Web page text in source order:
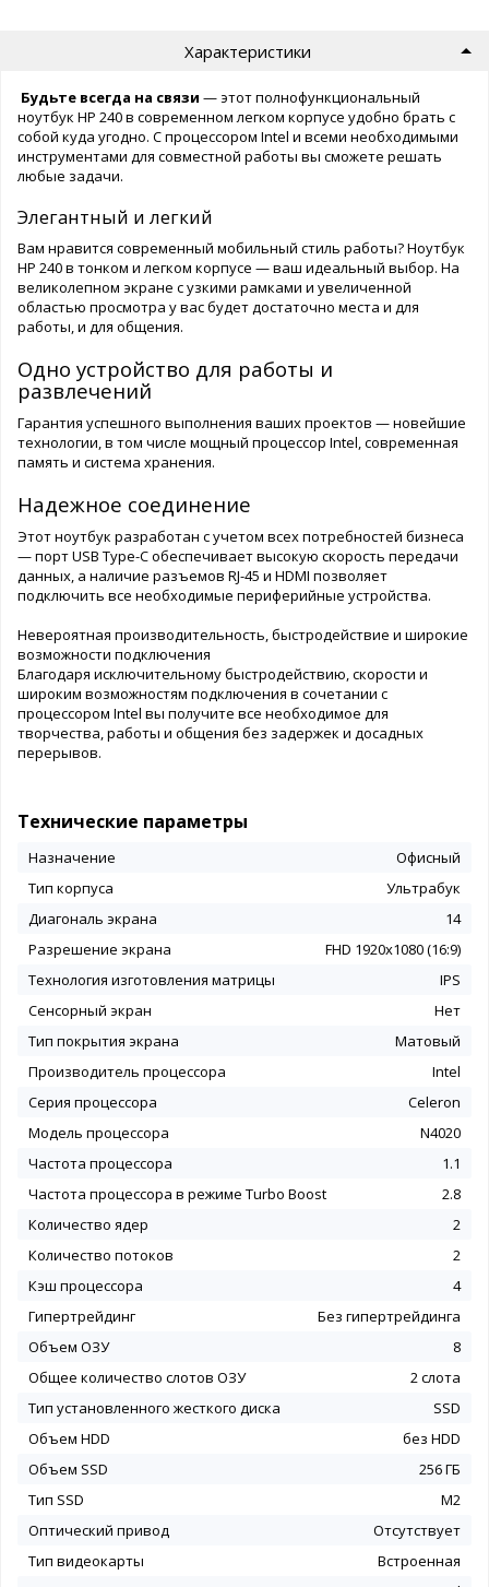
Характеристики
Будьте всегда на связи — этот полнофункциональный
ноутбук HP 240 в современном легком корпусе удобно брать с
собой куда угодно. С процессором Intel и всеми необходимыми
инструментами для совместной работы вы сможете решать
любые задачи.
Элегантный и легкий
Вам нравится современный мобильный стиль работы? Ноутбук
HP 240 в тонком и легком корпусе — ваш идеальный выбор. На
великолепном экране с узкими рамками и увеличенной
областью просмотра у вас будет достаточно места и для
работы, и для общения.
Одно устройство для работы и
развлечений
Гарантия успешного выполнения ваших проектов — новейшие
технологии, в том числе мощный процессор Intel, современная
память и система хранения.
Надежное соединение
Этот ноутбук разработан с учетом всех потребностей бизнеса
— порт USB Type-C обеспечивает высокую скорость передачи
данных, а наличие разъемов RJ-45 и HDMI позволяет
подключить все необходимые периферийные устройства.
Невероятная производительность, быстродействие и широкие
возможности подключения
Благодаря исключительному быстродействию, скорости и
широким возможностям подключения в сочетании с
процессором Intel вы получите все необходимое для
творчества, работы и общения без задержек и досадных
перерывов.
Технические параметры
Назначение
Офисный
Тип корпуса
Ультрабук
Диагональ экрана
14
Разрешение экрана
FHD 1920x1080 (16:9)
Технология изготовления матрицы
IPS
Сенсорный экран
Нет
Тип покрытия экрана
Матовый
Производитель процессора
Intel
Серия процессора
Celeron
Модель процессора
N4020
Частота процессора
1.1
Частота процессора в режиме Turbo Boost
2.8
Количество ядер
2
Количество потоков
2
Кэш процессора
4
Гипертрейдинг
Без гипертрейдинга
Объем ОЗУ
8
Общее количество слотов ОЗУ
2 слота
Тип установленного жесткого диска
SSD
Объем HDD
без HDD
Объем SSD
256 ГБ
Тип SSD
M2
Оптический привод
Отсутствует
Тип видеокарты
Встроенная